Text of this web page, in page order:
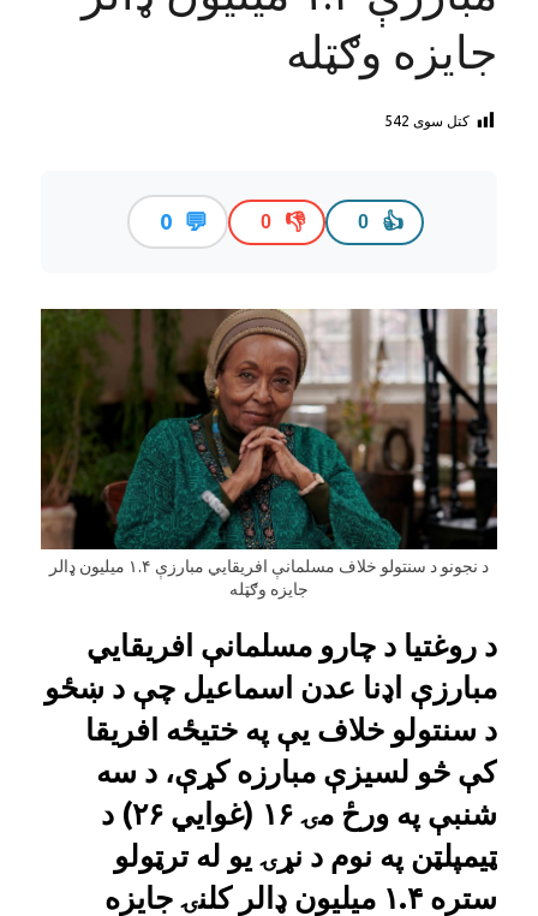
جایزه وګټله
کتل سوی 542
👍
0
👎
0
💬
0
د نجونو د سنتولو خلاف مسلمانې افریقايي مبارزې ۱.۴ میلیون ډالر
جایزه وګټله
د روغتیا د چارو مسلمانې افریقايي
مبارزې اډنا عدن اسماعیل چې د ښځو
د سنتولو خلاف یې په ختیځه افریقا
کې څو لسیزې مبارزه کړې، د سه
شنبې په ورځ مۍ ۱۶ (غوايي ۲۶) د
ټیمپلټن په نوم د نړۍ یو له ترټولو
ستره ۱.۴ میلیون ډالر کلنۍ جایزه